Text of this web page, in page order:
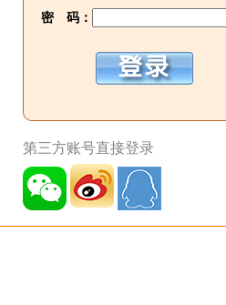
密 码：
第三方账号直接登录